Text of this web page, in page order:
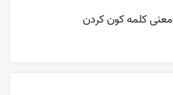
معنی کلمه کون کردن